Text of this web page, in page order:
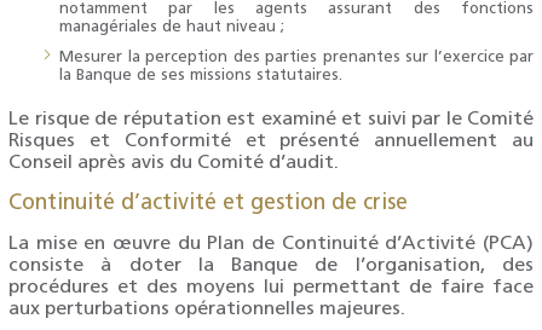
notamment par les agents assurant des fonctions
managériales de haut niveau ;
Mesurer la perception des parties prenantes sur l’exercice par
la Banque de ses missions statutaires.
Le risque de réputation est examiné et suivi par le Comité
Risques et Conformité et présenté annuellement au
Conseil après avis du Comité d’audit.
Continuité d’activité et gestion de crise
La mise en œuvre du Plan de Continuité d’Activité (PCA)
consiste à doter la Banque de l’organisation, des
procédures et des moyens lui permettant de faire face
aux perturbations opérationnelles majeures.